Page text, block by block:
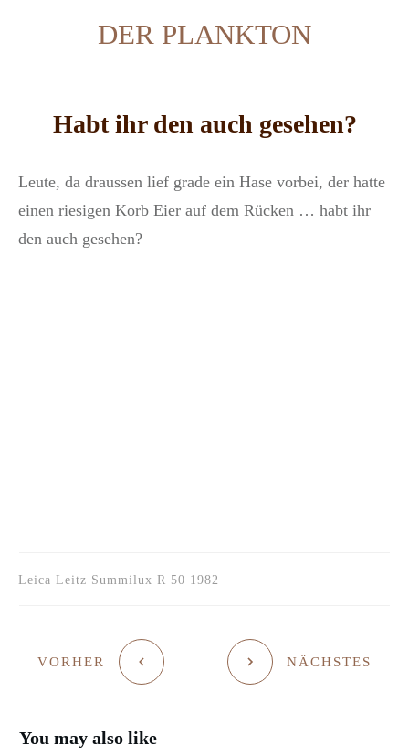
DER PLANKTON
Habt ihr den auch gesehen?
Leute, da draussen lief grade ein Hase vorbei, der hatte
einen riesigen Korb Eier auf dem Rücken … habt ihr
den auch gesehen?
Leica Leitz Summilux R 50 1982
VORHER NÄCHSTES
You may also like